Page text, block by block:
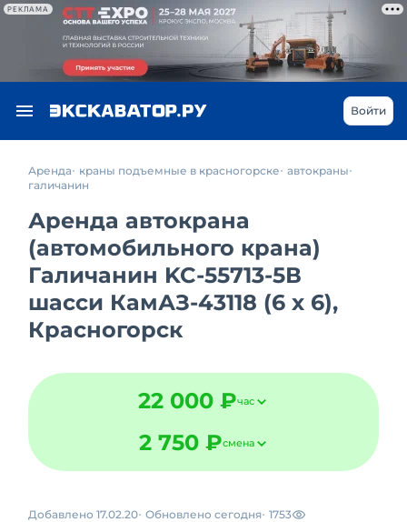
РЕКЛАМА
Войти
Аренда краны подъемные в красногорске автокраны
галичанин
Аренда автокрана
(автомобильного крана)
Галичанин KC-55713-5В
шасси КамАЗ-43118 (6 х 6),
Красногорск
22 000 ₽час
2 750 ₽смена
Добавлено 17.02.20 Обновлено сегодня 1753